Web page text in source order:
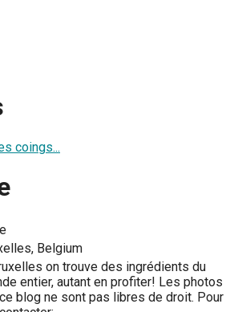
coings...
Belgium
on trouve des ingrédients du
entier, autant en profiter! Les photos
blog ne sont pas libres de droit. Pour